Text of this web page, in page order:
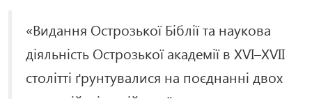
«Видання Острозької Біблії та наукова
діяльність Острозької академії в XVI–XVII
столітті ґрунтувалися на поєднанні двох